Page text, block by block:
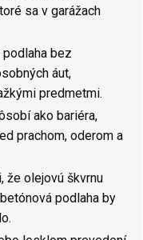
sa v garážach
podlaha bez
áut,
predmetmi.
ako bariéra,
prachom, oderom a
že olejovú škvrnu
podlaha by